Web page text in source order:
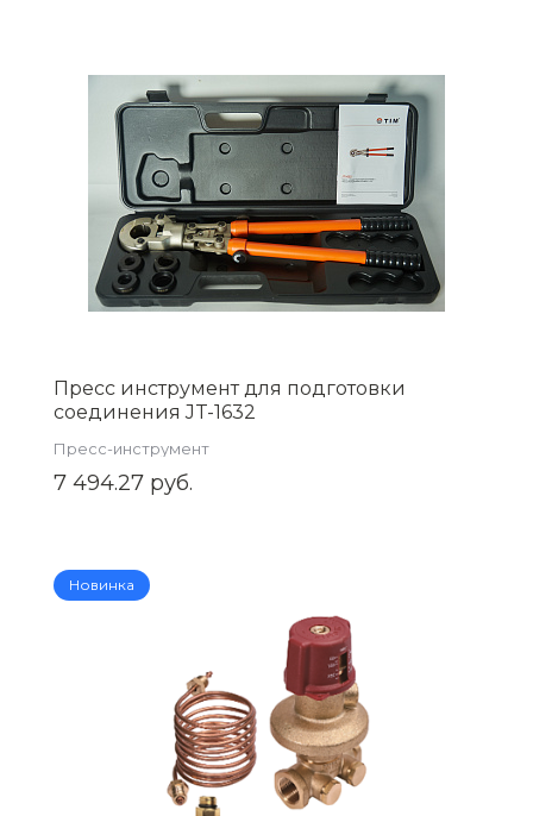
Пресс инструмент для подготовки
соединения JT-1632
Пресс-инструмент
7 494.27 руб.
Новинка